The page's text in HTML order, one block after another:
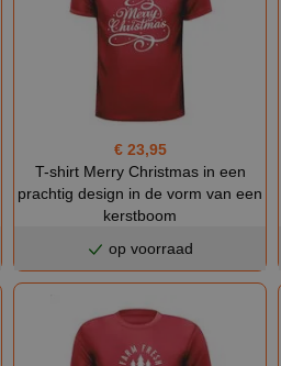
€ 23,95
T-shirt Merry Christmas in een
prachtig design in de vorm van een
kerstboom
op voorraad